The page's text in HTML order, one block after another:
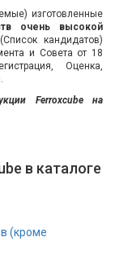
изготовленные
очень высокой
кандидатов)
и Совета от 18
Оценка,
Ferroxcube на
в каталоге
(кроме